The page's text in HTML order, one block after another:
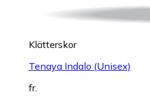
Klätterskor
Tenaya Indalo (Unisex)
fr.